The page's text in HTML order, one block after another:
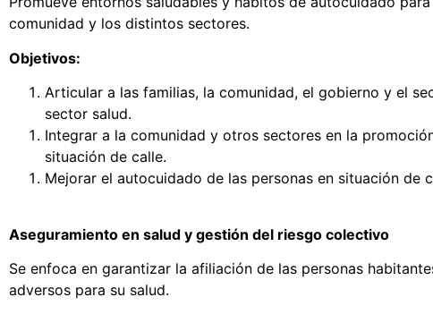
comunidad y los distintos sectores.
Objetivos:
Articular a las familias, la comunidad, el gobierno y el
sector salud.
Integrar a la comunidad y otros sectores en la
situación de calle.
Mejorar el autocuidado de las personas en situación
Aseguramiento en salud y gestión del riesgo colectivo
Se enfoca en garantizar la afiliación de las personas
adversos para su salud.